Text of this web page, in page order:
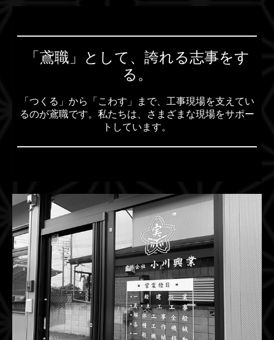
「鳶職」として、誇れる志事をす
る。
「つくる」から「こわす」まで、工事現場を支えてい
るのが鳶職です。私たちは、さまざまな現場をサポー
トしています。